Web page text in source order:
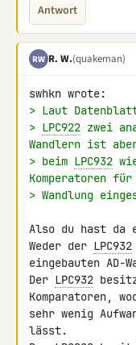
Antwort
RW R. W.(quakeman)
> Laut
> LPC922 zwei
Wandlern ist
> beim LPC932
Komperatoren
> Wandlung
Also du hast da
Weder der LPC932
eingebauten AD-
Der LPC932
Komparatoren,
sehr wenig
lässt.